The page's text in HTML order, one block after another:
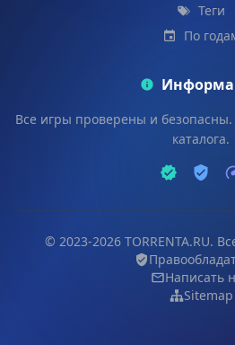
Теги
По
Все игры проверены и
каталога.
© 2023-2026 TORRENTA.RU.
Написать
Sitemap